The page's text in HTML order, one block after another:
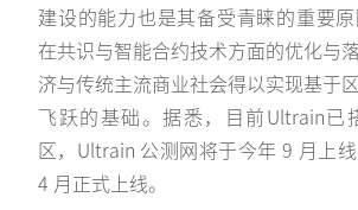
建设的能力也是其备受青睐的重要
在共识与智能合约技术方面的优化与
济与传统主流商业社会得以实现基于
飞跃的基础。据悉，目前Ultrain已
区，Ultrain 公测网将于今年 9 月上
4 月正式上线。